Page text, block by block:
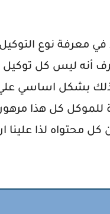
معرفة نوع
أنه ليس كل
بشكل اساسي علي
كل هذا مرهون
محتواه لذا علينا